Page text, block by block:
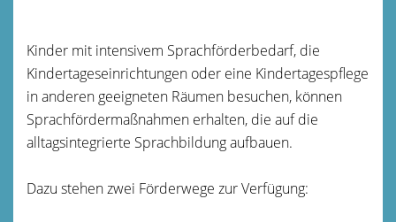
Kinder mit intensivem Sprachförderbedarf, die
Kindertageseinrichtungen oder eine Kindertagespflege
in anderen geeigneten Räumen besuchen, können
Sprachfördermaßnahmen erhalten, die auf die
alltagsintegrierte Sprachbildung aufbauen.
Dazu stehen zwei Förderwege zur Verfügung: